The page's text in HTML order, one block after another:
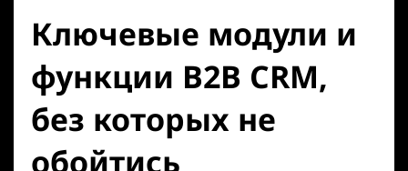
Ключевые модули и
функции B2B CRM,
без которых не
обойтись